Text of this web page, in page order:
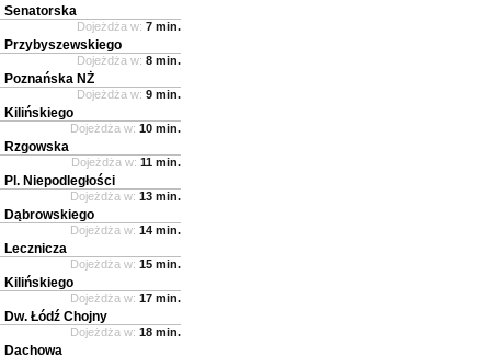
Senatorska
Dojeżdża w: 7 min.
Przybyszewskiego
Dojeżdża w: 8 min.
Poznańska NŻ
Dojeżdża w: 9 min.
Kilińskiego
Dojeżdża w: 10 min.
Rzgowska
Dojeżdża w: 11 min.
Pl. Niepodległości
Dojeżdża w: 13 min.
Dąbrowskiego
Dojeżdża w: 14 min.
Lecznicza
Dojeżdża w: 15 min.
Kilińskiego
Dojeżdża w: 17 min.
Dw. Łódź Chojny
Dojeżdża w: 18 min.
Dachowa